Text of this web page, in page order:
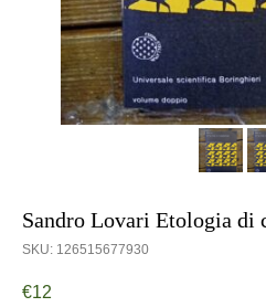
Sandro Lovari Etologia di
SKU: 126515677930
€12